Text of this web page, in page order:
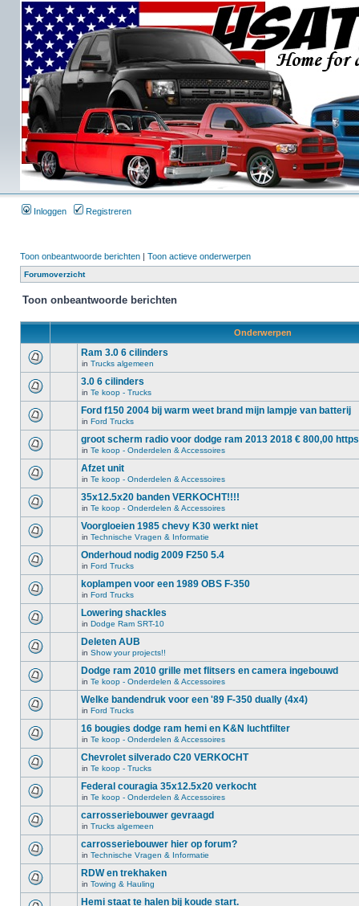
Inloggen Registreren
Toon onbeantwoorde berichten | Toon actieve onderwerpen
Forumoverzicht
Toon onbeantwoorde berichten
Onderwerpen
Ram 3.0 6 cilinders
in Trucks algemeen
3.0 6 cilinders
in Te koop - Trucks
Ford f150 2004 bij warm weet brand mijn lampje van batterij
in Ford Trucks
groot scherm radio voor dodge ram 2013 2018 € 800,00
in Te koop - Onderdelen & Accessoires
Afzet unit
in Te koop - Onderdelen & Accessoires
35x12.5x20 banden VERKOCHT!!!!
in Te koop - Onderdelen & Accessoires
Voorgloeien 1985 chevy K30 werkt niet
in Technische Vragen & Informatie
Onderhoud nodig 2009 F250 5.4
in Ford Trucks
koplampen voor een 1989 OBS F-350
in Ford Trucks
Lowering shackles
in Dodge Ram SRT-10
Deleten AUB
in Show your projects!!
Dodge ram 2010 grille met flitsers en camera ingebouwd
in Te koop - Onderdelen & Accessoires
Welke bandendruk voor een '89 F-350 dually (4x4)
in Ford Trucks
16 bougies dodge ram hemi en K&N luchtfilter
in Te koop - Onderdelen & Accessoires
Chevrolet silverado C20 VERKOCHT
in Te koop - Trucks
Federal couragia 35x12.5x20 verkocht
in Te koop - Onderdelen & Accessoires
carrosseriebouwer gevraagd
in Trucks algemeen
carrosseriebouwer hier op forum?
in Technische Vragen & Informatie
RDW en trekhaken
in Towing & Hauling
Hemi staat te halen bij koude start.